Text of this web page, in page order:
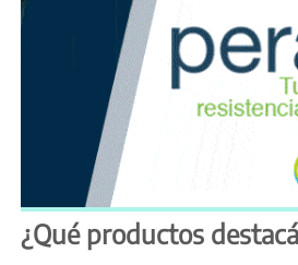
¿Qué productos